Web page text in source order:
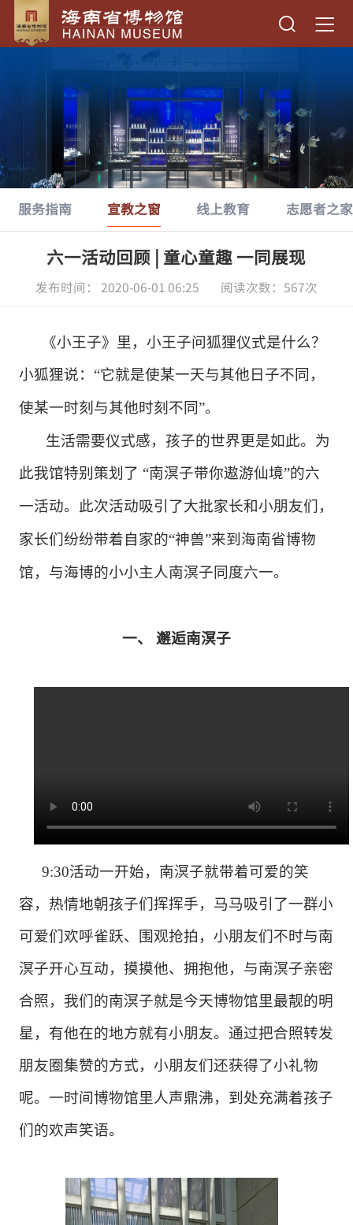
服务指南 宣教之窗 线上教育 志愿者之家
六一活动回顾 | 童心童趣 一同展现
发布时间： 2020-06-01 06:25 阅读次数： 567次
《小王子》里，小王子问狐狸仪式是什么？
小狐狸说： “它就是使某一天与其他日子不同，
使某一时刻与其他时刻不同”。
生活需要仪式感， 孩子的世界更是如此。为
此我馆特别策划了 “南溟子带你遨游仙境”的六
一活动。此次活动吸引了大批家长和小朋友们，
家长们纷纷带着自家的“神兽”来到海南省博物
馆，与海博的小小主人南溟子同度六一。
一、 邂逅南溟子
9:30活动一开始，南溟子就带着可爱的笑
容，热情地朝孩子们挥挥手， 马马吸引 了一群小
可爱们欢呼雀跃、围观抢拍 ，小朋友们不时与南
溟子开心互动，摸摸他、拥抱他，与南溟子亲密
合照，我们的南溟子就是今天博物馆里最靓的明
星 ， 有他在的地方就有小朋友。通过把合照转发
朋友圈集赞的方式，小朋友们还获得了小礼物
呢。一时间博物馆里人声鼎沸，到处充满着孩子
们的欢声笑语。